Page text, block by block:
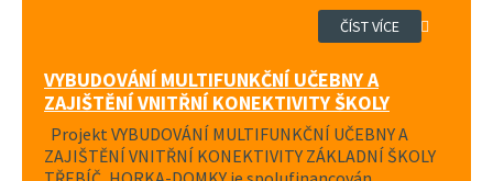
ČÍST VÍCE
VYBUDOVÁNÍ MULTIFUNKČNÍ UČEBNY A
ZAJIŠTĚNÍ VNITŘNÍ KONEKTIVITY ŠKOLY
Projekt VYBUDOVÁNÍ MULTIFUNKČNÍ UČEBNY A
ZAJIŠTĚNÍ VNITŘNÍ KONEKTIVITY ZÁKLADNÍ ŠKOLY